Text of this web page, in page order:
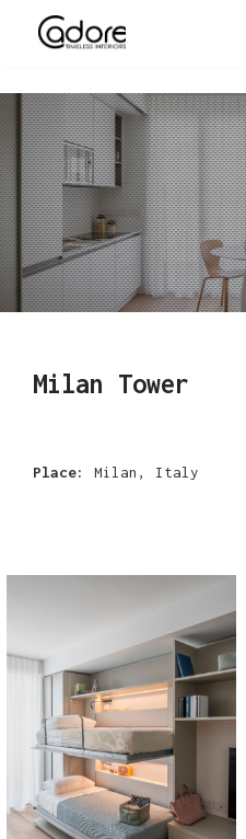
Milan Tower
Place: Milan, Italy